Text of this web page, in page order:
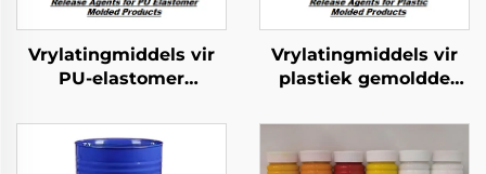
Vrylatingmiddels vir
PU-elastomer
Vrylatingmiddels vir
plastiek gemoldde